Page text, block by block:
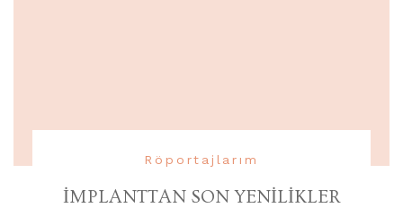
Röportajlarım
İMPLANTTAN SON YENİLİKLER